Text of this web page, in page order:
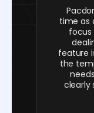
time as
focus
feature
the
clearly